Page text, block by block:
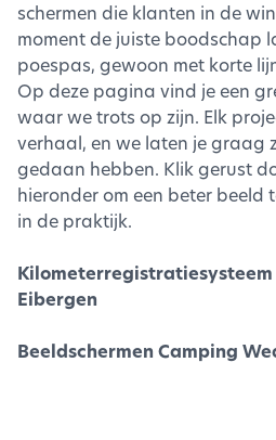
schermen die klanten in de
moment de juiste boodschap
poespas, gewoon met korte
Op deze pagina vind je een
waar we trots op zijn. Elk
verhaal, en we laten je graag
gedaan hebben. Klik gerust
hieronder om een beter beeld
in de praktijk.
Kilometerregistratiesysteem
Eibergen
Beeldschermen Camping